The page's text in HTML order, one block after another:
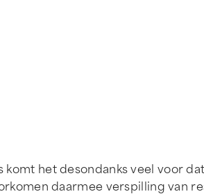
het desondanks veel voor
daarmee verspilling van